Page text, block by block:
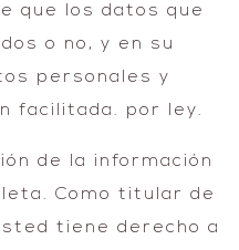
que los datos que
o no, y en su
personales y
facilitada. por ley.
de la información
Como titular de
tiene derecho a